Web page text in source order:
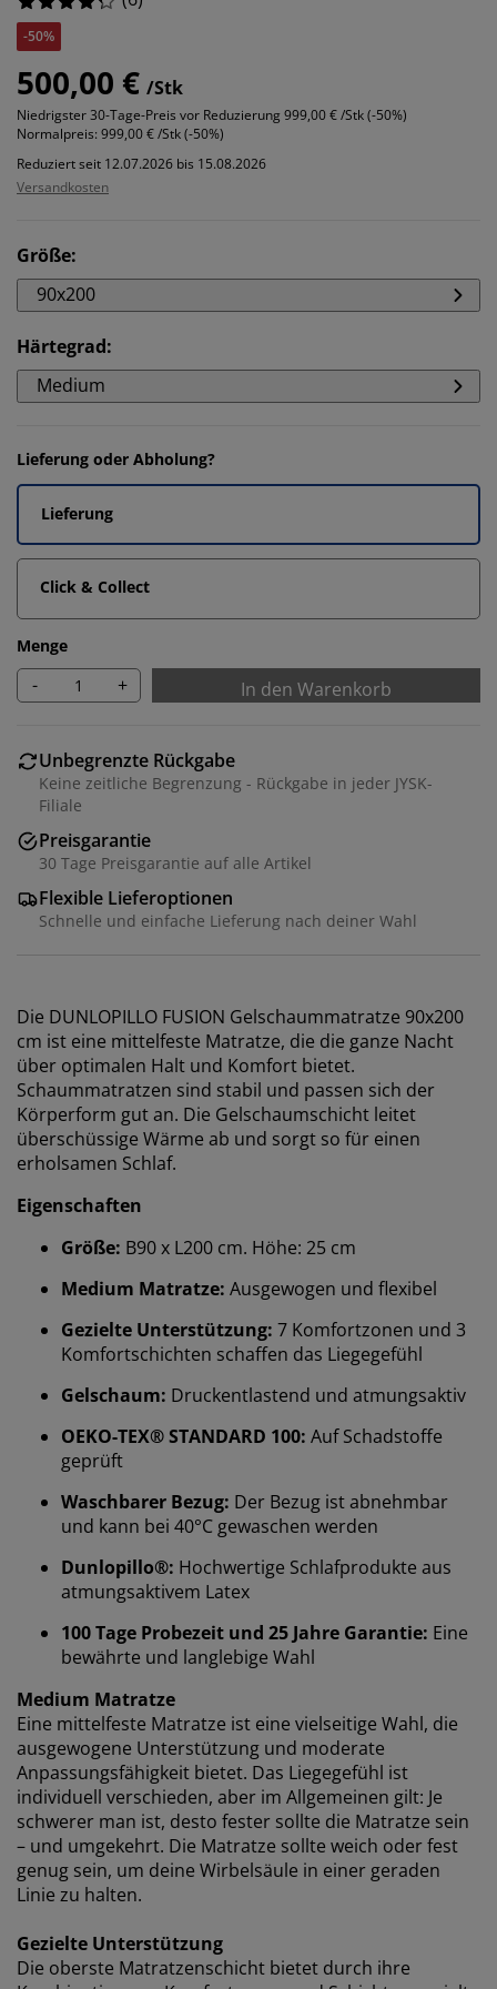
-50%
500,00 € /Stk
Niedrigster 30-Tage-Preis vor Reduzierung999,00 € /Stk (-50%)
Normalpreis: 999,00 € /Stk (-50%)
Reduziert seit 12.07.2026 bis 15.08.2026
Versandkosten
Größe:
90x200
Härtegrad:
Medium
Lieferung oder Abholung?
Lieferung
Click & Collect
Menge
- + In den Warenkorb
Unbegrenzte Rückgabe
Keine zeitliche Begrenzung - Rückgabe in jeder JYSK-
Filiale
Preisgarantie
30 Tage Preisgarantie auf alle Artikel
Flexible Lieferoptionen
Schnelle und einfache Lieferung nach deiner Wahl
Die DUNLOPILLO FUSION Gelschaummatratze 90x200
cm ist eine mittelfeste Matratze, die die ganze Nacht
über optimalen Halt und Komfort bietet.
Schaummatratzen sind stabil und passen sich der
Körperform gut an. Die Gelschaumschicht leitet
überschüssige Wärme ab und sorgt so für einen
erholsamen Schlaf.
Eigenschaften
Größe: B90 x L200 cm. Höhe: 25 cm
Medium Matratze: Ausgewogen und flexibel
Gezielte Unterstützung: 7 Komfortzonen und 3
Komfortschichten schaffen das Liegegefühl
Gelschaum: Druckentlastend und atmungsaktiv
OEKO-TEX® STANDARD 100: Auf Schadstoffe
geprüft
Waschbarer Bezug: Der Bezug ist abnehmbar
und kann bei 40°C gewaschen werden
Dunlopillo®: Hochwertige Schlafprodukte aus
atmungsaktivem Latex
100 Tage Probezeit und 25 Jahre Garantie: Eine
bewährte und langlebige Wahl
Medium Matratze
Eine mittelfeste Matratze ist eine vielseitige Wahl, die
ausgewogene Unterstützung und moderate
Anpassungsfähigkeit bietet. Das Liegegefühl ist
individuell verschieden, aber im Allgemeinen gilt: Je
schwerer man ist, desto fester sollte die Matratze sein
– und umgekehrt. Die Matratze sollte weich oder fest
genug sein, um deine Wirbelsäule in einer geraden
Linie zu halten.
Gezielte Unterstützung
Die oberste Matratzenschicht bietet durch ihre
Wir personalisieren dein Erlebnis
Kennungen, um dir ein optimales Erlebnis auf unserer
Website zu bieten. Cookies sammeln Informationen
über dich, um Funktionen, Statistiken und relevante
Werbung zu ermöglichen.
Wenn du Marketing-Cookies akzeptierst, teilen wir
deine Browsing-Daten mit unseren Marketingpartnern
(z. B. Google, Meta und TikTok), um personalisierte und
statische Anzeigen zu schalten. Weitere Informationen
du auch deine Einwilligung jederzeit über das Cookie-
Symbol widerrufen kannst. Durch Klicken auf „Alle